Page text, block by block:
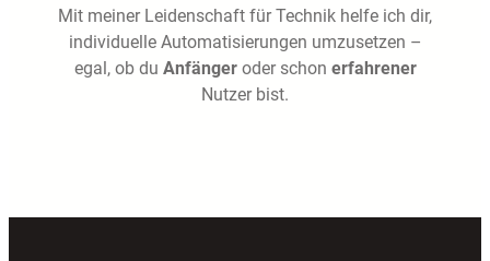
Mit meiner Leidenschaft für Technik helfe ich dir,
individuelle Automatisierungen umzusetzen –
egal, ob du Anfängeroder schon erfahrener
Nutzer bist.